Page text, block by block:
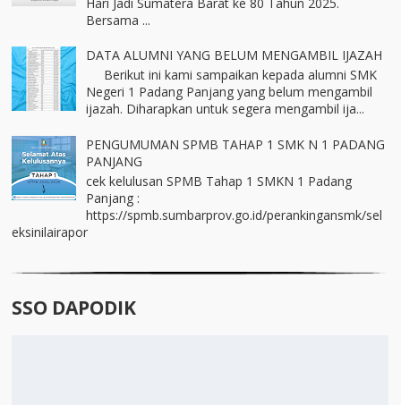
Bersama ...
DATA ALUMNI YANG BELUM MENGAMBIL IJAZAH
Berikut ini kami sampaikan kepada alumni SMK
Negeri 1 Padang Panjang yang belum mengambil
ijazah. Diharapkan untuk segera mengambil ija...
PENGUMUMAN SPMB TAHAP 1 SMK N 1 PADANG
PANJANG
cek kelulusan SPMB Tahap 1 SMKN 1 Padang
Panjang :
https://spmb.sumbarprov.go.id/perankingansmk/sel
eksinilairapor
SSO DAPODIK